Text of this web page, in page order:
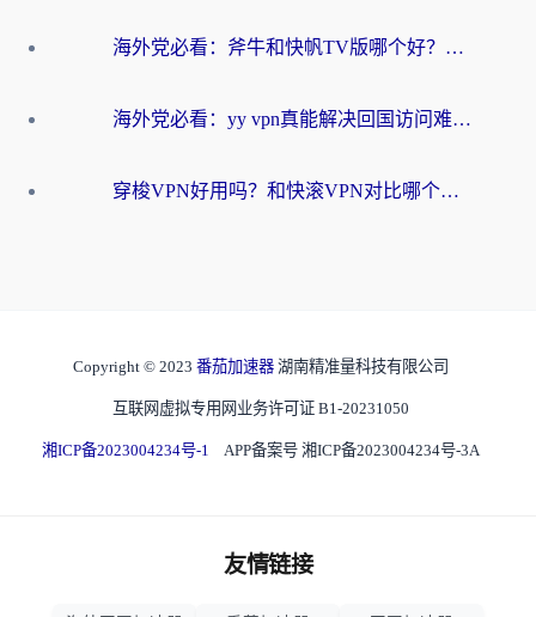
海外党必看：斧牛和快帆TV版哪个好？3分钟选对回国加速器，无缝刷B站、追热剧
海外党必看：yy vpn真能解决回国访问难题？附云极initap测评+免费方案对比
穿梭VPN好用吗？和快滚VPN对比哪个回国效果更好？海外党选回国加速器必看指南
Copyright © 2023 番茄加速器 湖南精准量科技有限公司
互联网虚拟专用网业务许可证 B1-20231050
湘ICP备2023004234号-1 APP备案号 湘ICP备2023004234号-3A
友情链接